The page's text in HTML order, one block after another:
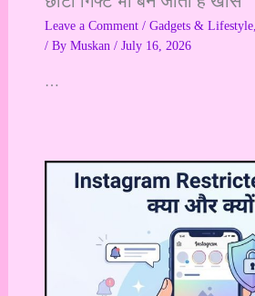
Leave a Comment / Gadgets & Lifestyle,
/ By Muskan / July 16, 2026
…